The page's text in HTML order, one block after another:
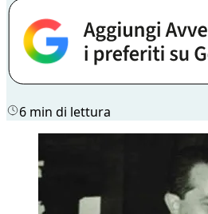
6 min di lettura